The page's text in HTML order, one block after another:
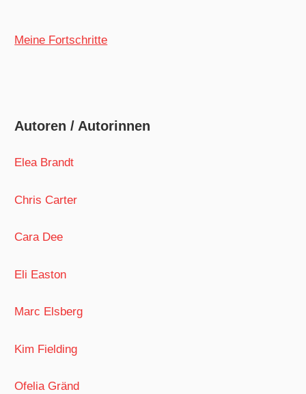
Meine Fortschritte
Autoren / Autorinnen
Elea Brandt
Chris Carter
Cara Dee
Eli Easton
Marc Elsberg
Kim Fielding
Ofelia Gränd